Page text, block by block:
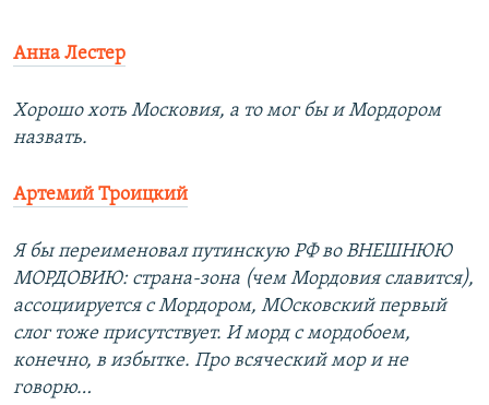
Анна Лестер
Хорошо хоть Московия, а то мог бы и Мордором
назвать.
Артемий Троицкий
Я бы переименовал путинскую РФ во ВНЕШНЮЮ
МОРДОВИЮ: страна-зона (чем Мордовия славится),
ассоциируется с Мордором, МОсковский первый
слог тоже присутствует. И морд с мордобоем,
конечно, в избытке. Про всяческий мор и не
говорю…